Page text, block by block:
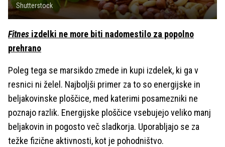
Shutterstock
Fitnes izdelki ne more biti nadomestilo za popolno
prehrano
Poleg tega se marsikdo zmede in kupi izdelek, ki ga v
resnici ni želel. Najboljši primer za to so energijske in
beljakovinske ploščice, med katerimi posamezniki ne
poznajo razlik. Energijske ploščice vsebujejo veliko manj
beljakovin in pogosto več sladkorja. Uporabljajo se za
težke fizične aktivnosti, kot je pohodništvo.